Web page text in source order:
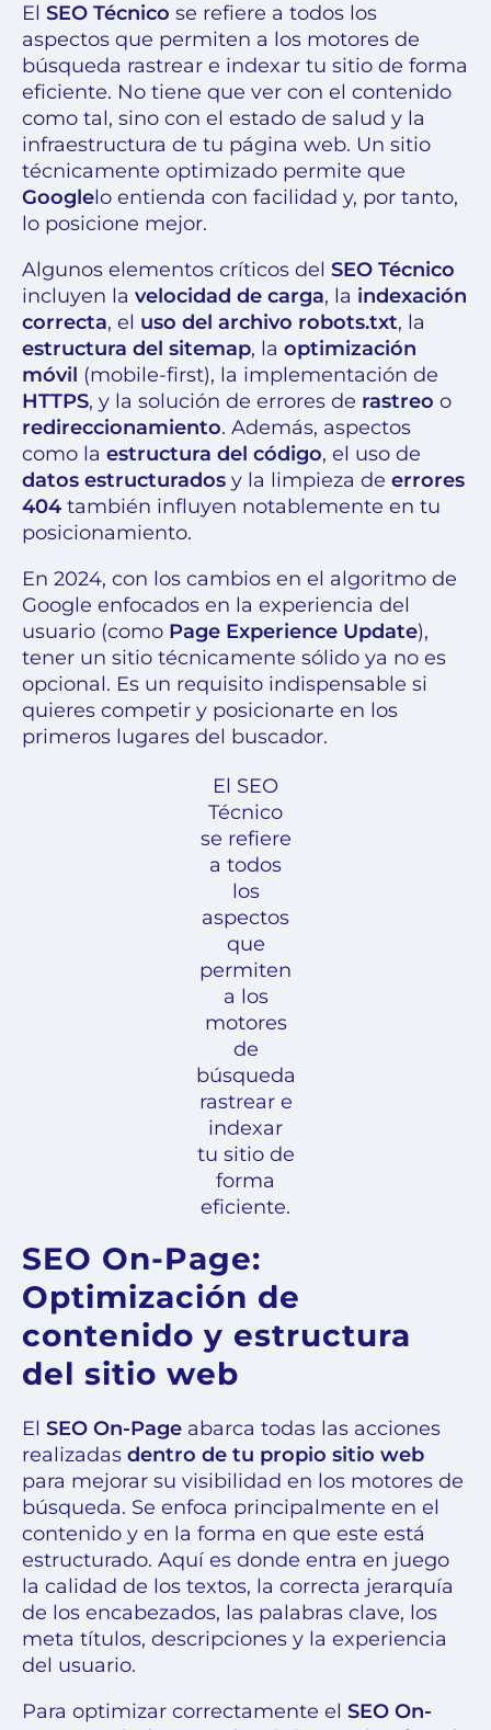
El SEO Técnico se refiere a todos los
aspectos que permiten a los motores de
búsqueda rastrear e indexar tu sitio de forma
eficiente. No tiene que ver con el contenido
como tal, sino con el estado de salud y la
infraestructura de tu página web. Un sitio
técnicamente optimizado permite que
Googlelo entienda con facilidad y, por tanto,
lo posicione mejor.
Algunos elementos críticos del SEO Técnico
incluyen la velocidad de carga, la indexación
correcta, el uso del archivo robots.txt, la
estructura del sitemap, la optimización
móvil (mobile-first), la implementación de
HTTPS, y la solución de errores de rastreo o
redireccionamiento. Además, aspectos
como la estructura del código, el uso de
datos estructurados y la limpieza de errores
404 también influyen notablemente en tu
posicionamiento.
En 2024, con los cambios en el algoritmo de
Google enfocados en la experiencia del
usuario (como Page Experience Update),
tener un sitio técnicamente sólido ya no es
opcional. Es un requisito indispensable si
quieres competir y posicionarte en los
primeros lugares del buscador.
El SEO
Técnico
se refiere
a todos
los
aspectos
que
permiten
a los
motores
de
búsqueda
rastrear e
indexar
tu sitio de
forma
eficiente.
SEO On-Page:
Optimización de
contenido y estructura
del sitio web
El SEO On-Page abarca todas las acciones
realizadas dentro de tu propio sitio web
para mejorar su visibilidad en los motores de
búsqueda. Se enfoca principalmente en el
contenido y en la forma en que este está
estructurado. Aquí es donde entra en juego
la calidad de los textos, la correcta jerarquía
de los encabezados, las palabras clave, los
meta títulos, descripciones y la experiencia
del usuario.
Para optimizar correctamente el SEO On-